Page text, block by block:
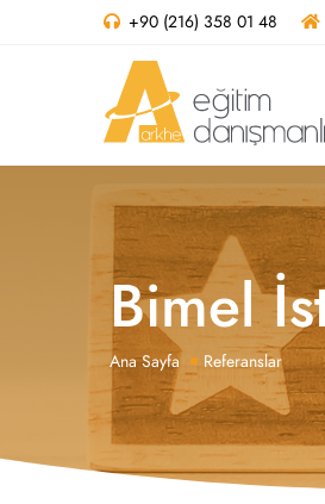
+90 (216) 358 01 48
Bimel
Ana Sayfa Referanslar